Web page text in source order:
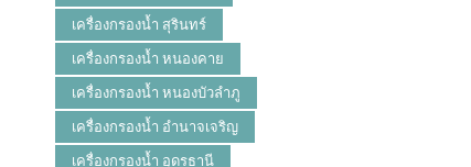
เครื่องกรองน้ำ สุรินทร์
เครื่องกรองน้ำ หนองคาย
เครื่องกรองน้ำ หนองบัวลำภู
เครื่องกรองน้ำ อำนาจเจริญ
เครื่องกรองน้ำ อุดรธานี